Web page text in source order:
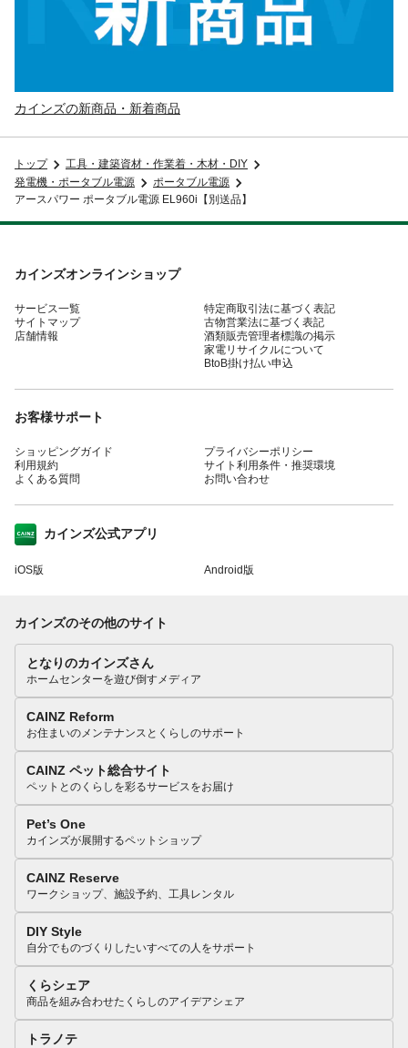
カインズの新商品・新着商品
トップ
工具・建築資材・作業着・木材・DIY
発電機・ポータブル電源
ポータブル電源
アースパワー ポータブル電源 EL960i【別送品】
カインズオンラインショップ
サービス一覧
サイトマップ
店舗情報
特定商取引法に基づく表記
古物営業法に基づく表記
酒類販売管理者標識の掲示
家電リサイクルについて
BtoB掛け払い申込
お客様サポート
ショッピングガイド
利用規約
よくある質問
プライバシーポリシー
サイト利用条件・推奨環境
お問い合わせ
カインズ公式アプリ
iOS版 Android版
カインズのその他のサイト
となりのカインズさん
ホームセンターを遊び倒すメディア
CAINZ Reform
お住まいのメンテナンスとくらしのサポート
CAINZ ペット総合サイト
ペットとのくらしを彩るサービスをお届け
Pet’s One
カインズが展開するペットショップ
CAINZ Reserve
ワークショップ、施設予約、工具レンタル
DIY Style
自分でものづくりしたいすべての人をサポート
くらシェア
商品を組み合わせたくらしのアイデアシェア
トラノテ